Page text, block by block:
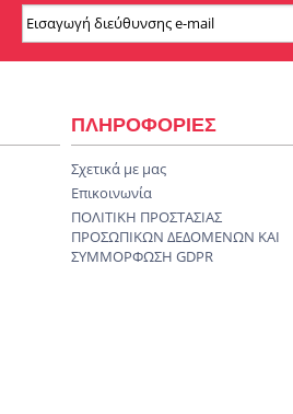
ΠΛΗΡΟΦΟΡΙΕΣ
Σχετικά με μας
Επικοινωνία
ΠΟΛΙΤΙΚΗ ΠΡΟΣΤΑΣΙΑΣ
ΠΡΟΣΩΠΙΚΩΝ ΔΕΔΟΜΕΝΩΝ KAI
ΣΥΜΜΟΡΦΩΣΗ GDPR